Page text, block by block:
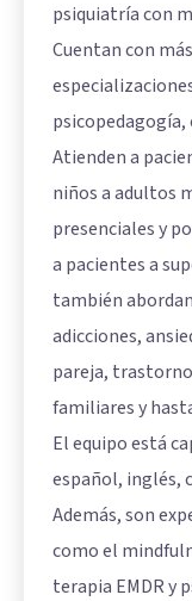
psiquiatría con
Cuentan con
Atienden a
niños a adultos
presenciales y
a pacientes a
también
adicciones,
pareja,
familiares y
El equipo está
español, inglés,
Además, son
como el
terapia EMDR y